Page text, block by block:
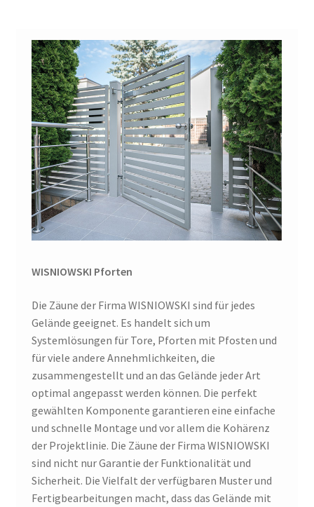
WISNIOWSKI Pforten
Die Zäune der Firma WISNIOWSKI sind für jedes
Gelände geeignet. Es handelt sich um
Systemlösungen für Tore, Pforten mit Pfosten und
für viele andere Annehmlichkeiten, die
zusammengestellt und an das Gelände jeder Art
optimal angepasst werden können. Die perfekt
gewählten Komponente garantieren eine einfache
und schnelle Montage und vor allem die Kohärenz
der Projektlinie. Die Zäune der Firma WISNIOWSKI
sind nicht nur Garantie der Funktionalität und
Sicherheit. Die Vielfalt der verfügbaren Muster und
Fertigbearbeitungen macht, dass das Gelände mit